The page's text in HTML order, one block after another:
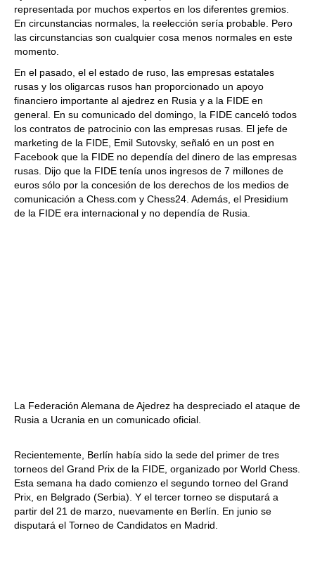
representada por muchos expertos en los diferentes gremios.
En circunstancias normales, la reelección sería probable. Pero
las circunstancias son cualquier cosa menos normales en este
momento.
En el pasado, el el estado de ruso, las empresas estatales
rusas y los oligarcas rusos han proporcionado un apoyo
financiero importante al ajedrez en Rusia y a la FIDE en
general. En su comunicado del domingo, la FIDE canceló todos
los contratos de patrocinio con las empresas rusas. El jefe de
marketing de la FIDE, Emil Sutovsky, señaló en un post en
Facebook que la FIDE no dependía del dinero de las empresas
rusas. Dijo que la FIDE tenía unos ingresos de 7 millones de
euros sólo por la concesión de los derechos de los medios de
comunicación a Chess.com y Chess24. Además, el Presidium
de la FIDE era internacional y no dependía de Rusia.
La Federación Alemana de Ajedrez ha despreciado el ataque de
Rusia a Ucrania en un comunicado oficial.
Recientemente, Berlín había sido la sede del primer de tres
torneos del Grand Prix de la FIDE, organizado por World Chess.
Esta semana ha dado comienzo el segundo torneo del Grand
Prix, en Belgrado (Serbia). Y el tercer torneo se disputará a
partir del 21 de marzo, nuevamente en Berlín. En junio se
disputará el Torneo de Candidatos en Madrid.